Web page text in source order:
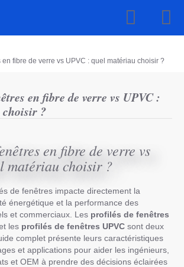
en fibre de verre vs UPVC :
?
en fibre de verre vs UPVC : quel matériau choisir ?
en fibre de verre vs
matériau choisir ?
de fenêtres impacte directement la
énergétique et la performance des
et commerciaux. Les profilés de fenêtres
les profilés de fenêtres UPVC sont deux
complet présente leurs caractéristiques
et applications pour aider les ingénieurs,
et OEM à prendre des décisions éclairées